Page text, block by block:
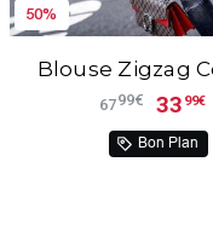
50%
Blouse Zigzag
6799€ 33 99€
Bon Plan